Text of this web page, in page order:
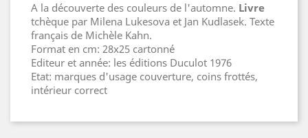
A la découverte des couleurs de l'automne. Livre
tchèque par Milena Lukesova et Jan Kudlasek. Texte
français de Michèle Kahn.
Format en cm: 28x25 cartonné
Editeur et année: les éditions Duculot 1976
Etat: marques d'usage couverture, coins frottés,
intérieur correct